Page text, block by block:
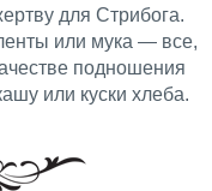
для Стрибога.
или мука — все,
подношения
или куски хлеба.